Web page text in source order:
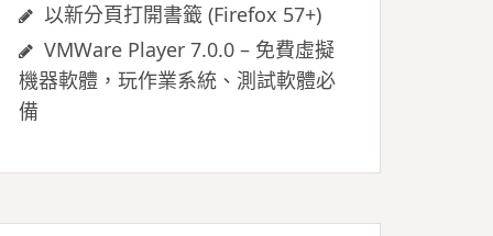
以新分頁打開書籤 (Firefox 57+)
VMWare Player 7.0.0 – 免費虛擬
機器軟體，玩作業系統、測試軟體必
備